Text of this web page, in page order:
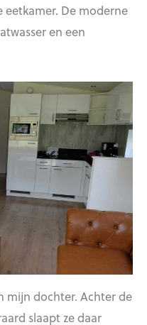
De moderne
en een
mijn dochter. Achter de
slaapt ze daar